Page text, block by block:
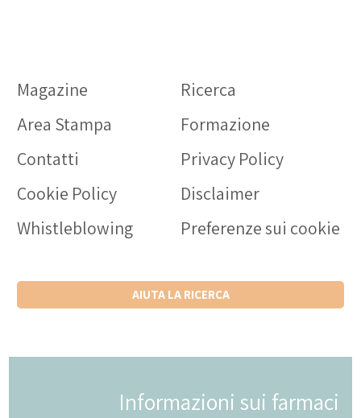
Magazine
Ricerca
Area Stampa
Formazione
Contatti
Privacy Policy
Cookie Policy
Disclaimer
Whistleblowing
Preferenze sui cookie
AIUTA LA RICERCA
Informazioni sui farmaci